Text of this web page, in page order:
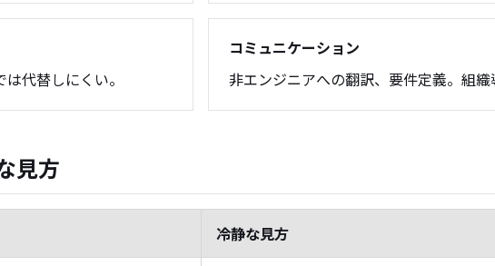
代替しにくい。
コミュニケーション
非エンジニアへの翻訳、要件定義。組織
見方
冷静な見方